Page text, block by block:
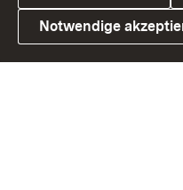
Link zum Landesportal
Notwendige